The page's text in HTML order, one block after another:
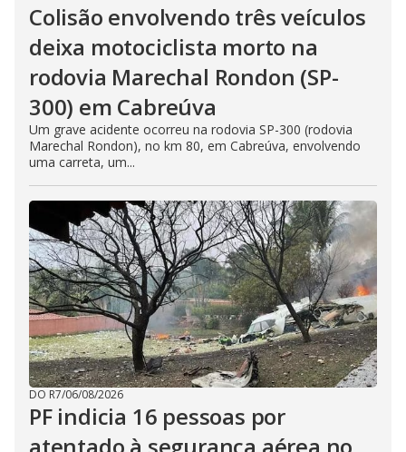
Colisão envolvendo três veículos
deixa motociclista morto na
rodovia Marechal Rondon (SP-
300) em Cabreúva
Um grave acidente ocorreu na rodovia SP-300 (rodovia
Marechal Rondon), no km 80, em Cabreúva, envolvendo
uma carreta, um...
DO R7/06/08/2026
PF indicia 16 pessoas por
atentado à segurança aérea no